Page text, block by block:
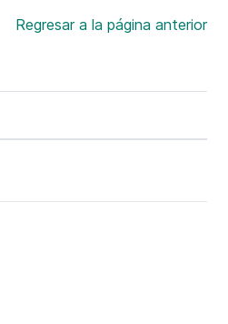
Regresar a la página anterior